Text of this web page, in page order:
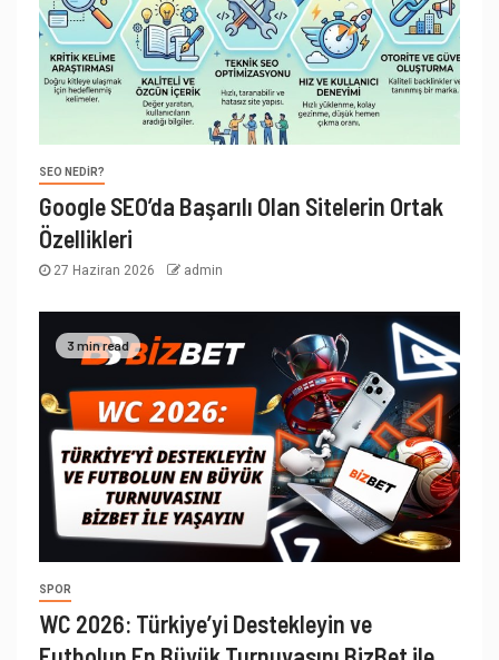
SEO NEDIR?
Google SEO’da Başarılı Olan Sitelerin Ortak
Özellikleri
27 Haziran 2026 admin
3 min read
SPOR
WC 2026: Türkiye’yi Destekleyin ve